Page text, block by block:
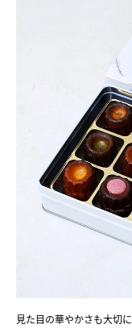
見た目の華やかさも大切